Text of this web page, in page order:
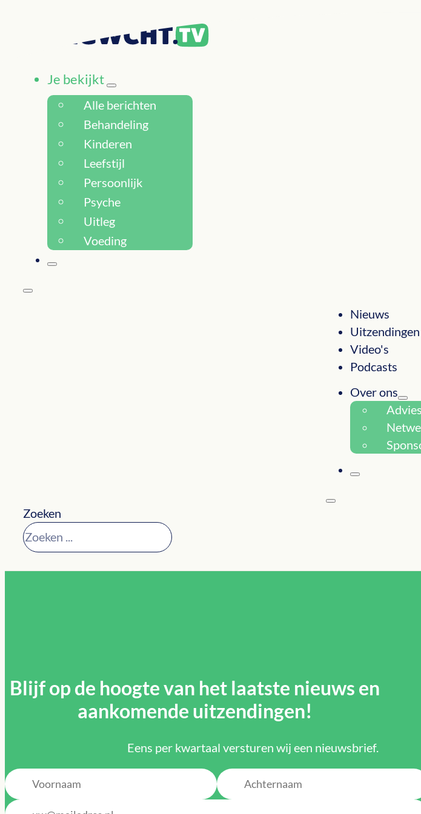
Je bekijkt
Alle berichten
Behandeling
Kinderen
Leefstijl
Persoonlijk
Psyche
Uitleg
Voeding
Nieuws
Uitzendingen
Video's
Podcasts
Over ons
Zoeken
Blijf op de hoogte van het laatste nieuws en
aankomende uitzendingen!
Eens per kwartaal versturen wij een nieuwsbrief.